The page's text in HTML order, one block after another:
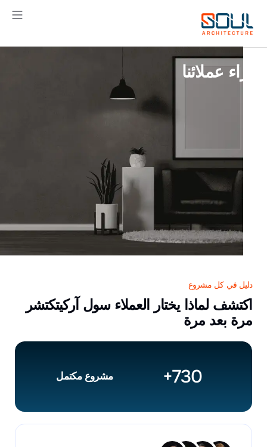
المحتوى
آراء عملائنا
دليل في كل مشروع
اكتشف لماذا يختار العملاء سول آركيتكتشر
مرة بعد مرة
Voices
مشروع مكتمل 730
+